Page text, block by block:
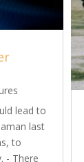
lead to
last
to
- There